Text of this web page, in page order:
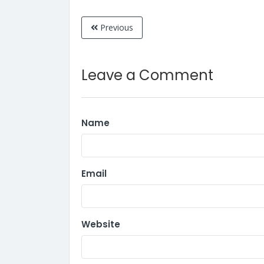
Previous
Leave a Comment
Name
Email
Website